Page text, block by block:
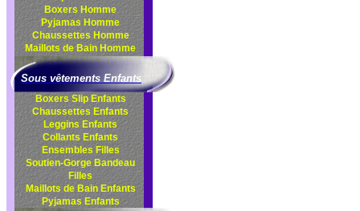
Boxers Homme
Pyjamas Homme
Chaussettes Homme
Maillots de Bain Homme
Sous vêtements Enfants
Boxers Slip Enfants
Chaussettes Enfants
Leggins Enfants
Collants Enfants
Ensembles Filles
Soutien-Gorge Bandeau
Filles
Maillots de Bain Enfants
Pyjamas Enfants